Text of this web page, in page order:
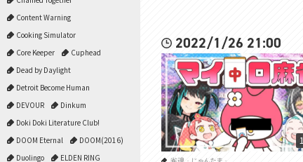
Content Warning
Cooking Simulator
Core Keeper
Cuphead
Dead by Daylight
Detroit Become Human
DEVOUR
Dinkum
Doki Doki Literature Club!
DOOM Eternal
DOOM(2016)
Duolingo
ELDEN RING
2022/1/26 21:00